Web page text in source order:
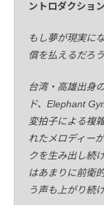
ントロダクション
もし夢が現実に
償を払えるだろ
台湾・高雄出身
ド、Elephant
変拍子による複
れたメロディー
クを生み出し続
はあまりに前衛
う声も上がり続